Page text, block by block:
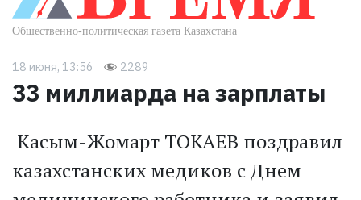
18 июня, 13:56 2289
33 миллиарда на зарплаты
Касым-Жомарт ТОКАЕВ поздравил
казахстанских медиков с Днем